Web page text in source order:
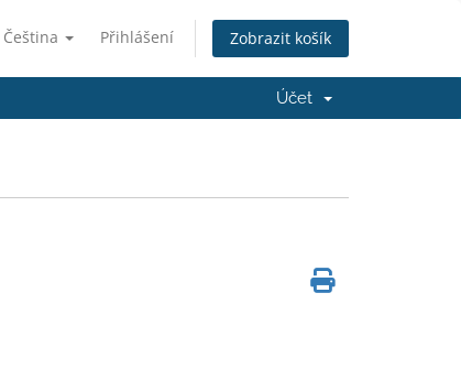
Čeština Přihlášení Zobrazit košík
Účet